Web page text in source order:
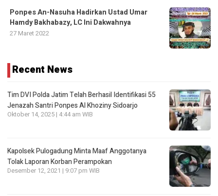
Ponpes An-Nasuha Hadirkan Ustad Umar
Hamdy Bakhabazy, LC Ini Dakwahnya
27 Maret 2022
Recent News
Tim DVI Polda Jatim Telah Berhasil Identifikasi 55
Jenazah Santri Ponpes Al Khoziny Sidoarjo
Oktober 14, 2025 | 4:44 am WIB
Kapolsek Pulogadung Minta Maaf Anggotanya
Tolak Laporan Korban Perampokan
Desember 12, 2021 | 9:07 pm WIB